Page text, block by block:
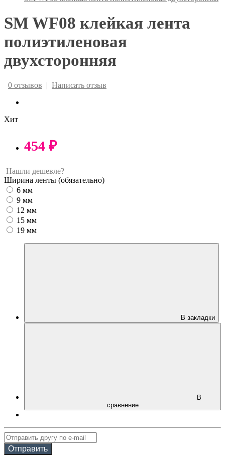
SM WF08 клейкая лента
полиэтиленовая
двухсторонняя
0 отзывов | Написать отзыв
Хит
454 ₽
Нашли дешевле?
Ширина ленты (обязательно)
6 мм
9 мм
12 мм
15 мм
19 мм
В закладки
В
сравнение
Отправить